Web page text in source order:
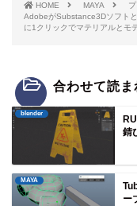
HOME MAYA
AdobeがSubstance3Dソフト
に1クリックでマテリアルとモ
合わせて読ま
blender
錆
MAYA
ー